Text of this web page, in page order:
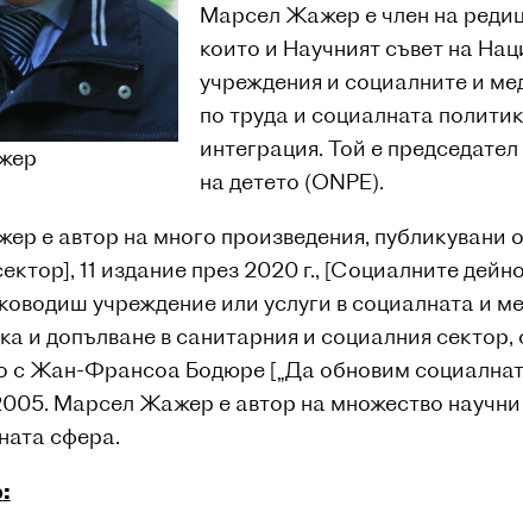
Марсел Жажер е член на
които и Научният съвет на
учреждения и социалните и
по труда и социалната
интеграция. Той е
на детето (ONPE).
е автор на много произведения, публикувани
11 издание през 2020 г., [Социалните
учреждение или услуги в социалната и
и допълване в санитарния и социалния
с Жан-Франсоа Бодюре [„Да обновим
Марсел Жажер е автор на множество
сфера.
: